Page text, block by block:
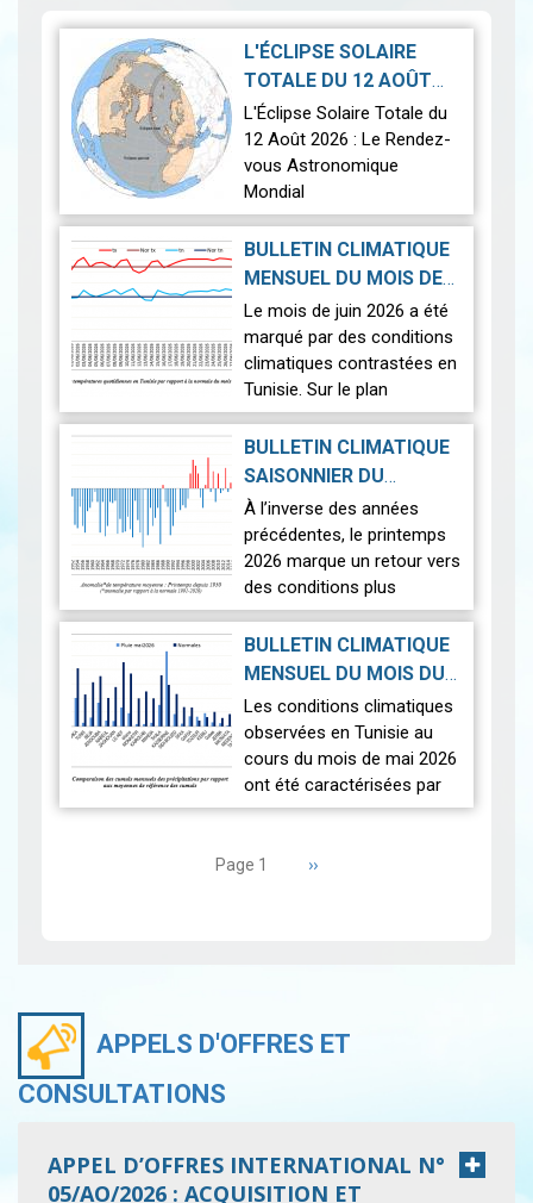
L'ÉCLIPSE SOLAIRE
TOTALE DU 12 AOÛT
2026|2026-07-21
L'Éclipse Solaire Totale du
12 Août 2026 : Le Rendez-
vous Astronomique
Mondial
Le 12 août 2026, la Terre
connaîtra l'un des
astronomiques les plus
spectaculaires : une…
BULLETIN CLIMATIQUE
MENSUEL DU MOIS DE
JUIN 2026 |2026-07-14
Le mois de juin 2026 a été
marqué par des conditions
climatiques contrastées en
Tunisie. Sur le plan
thermique, des
températures supérieures
aux normales ont été
observées sur l'en…
BULLETIN CLIMATIQUE
SAISONNIER DU
PRINTEMPS 2026|
2026-07-02
À l’inverse des années
précédentes, le printemps
2026 marque un retour vers
des conditions plus
proches de la normale,
avec un léger excédent
thermique de +0,3 °c
Nous r…
BULLETIN CLIMATIQUE
MENSUEL DU MOIS DU
MAI 2026|2026-06-17
Les conditions climatiques
observées en Tunisie au
cours du mois de mai 2026
ont été caractérisées par
des températures proches
répartition spatiale
Page 1 Page
››
APPELS D'OFFRES ET
CONSULTATIONS
APPEL D’OFFRES INTERNATIONAL N°
05/AO/2026 : ACQUISITION ET